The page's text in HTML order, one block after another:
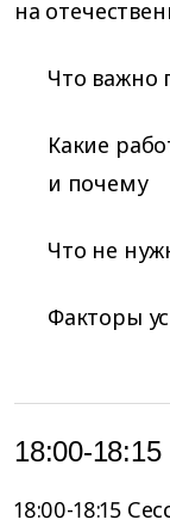
на
Что важно
Какие
и почему
Что не
Факторы
18:00-18:15
18:00-18:15